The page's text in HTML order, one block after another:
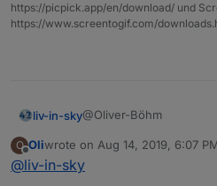
log(counter);
https://picpick.app/en/download/ und
https://www.screentogif.com/
liv-in-sky@Oliver-Böhm
naja - wenn schon das
funktioniert - dann
O
Offline
Oliwrote on Aug 14, 2019, 6:07
last edited by
@liv-in-sky